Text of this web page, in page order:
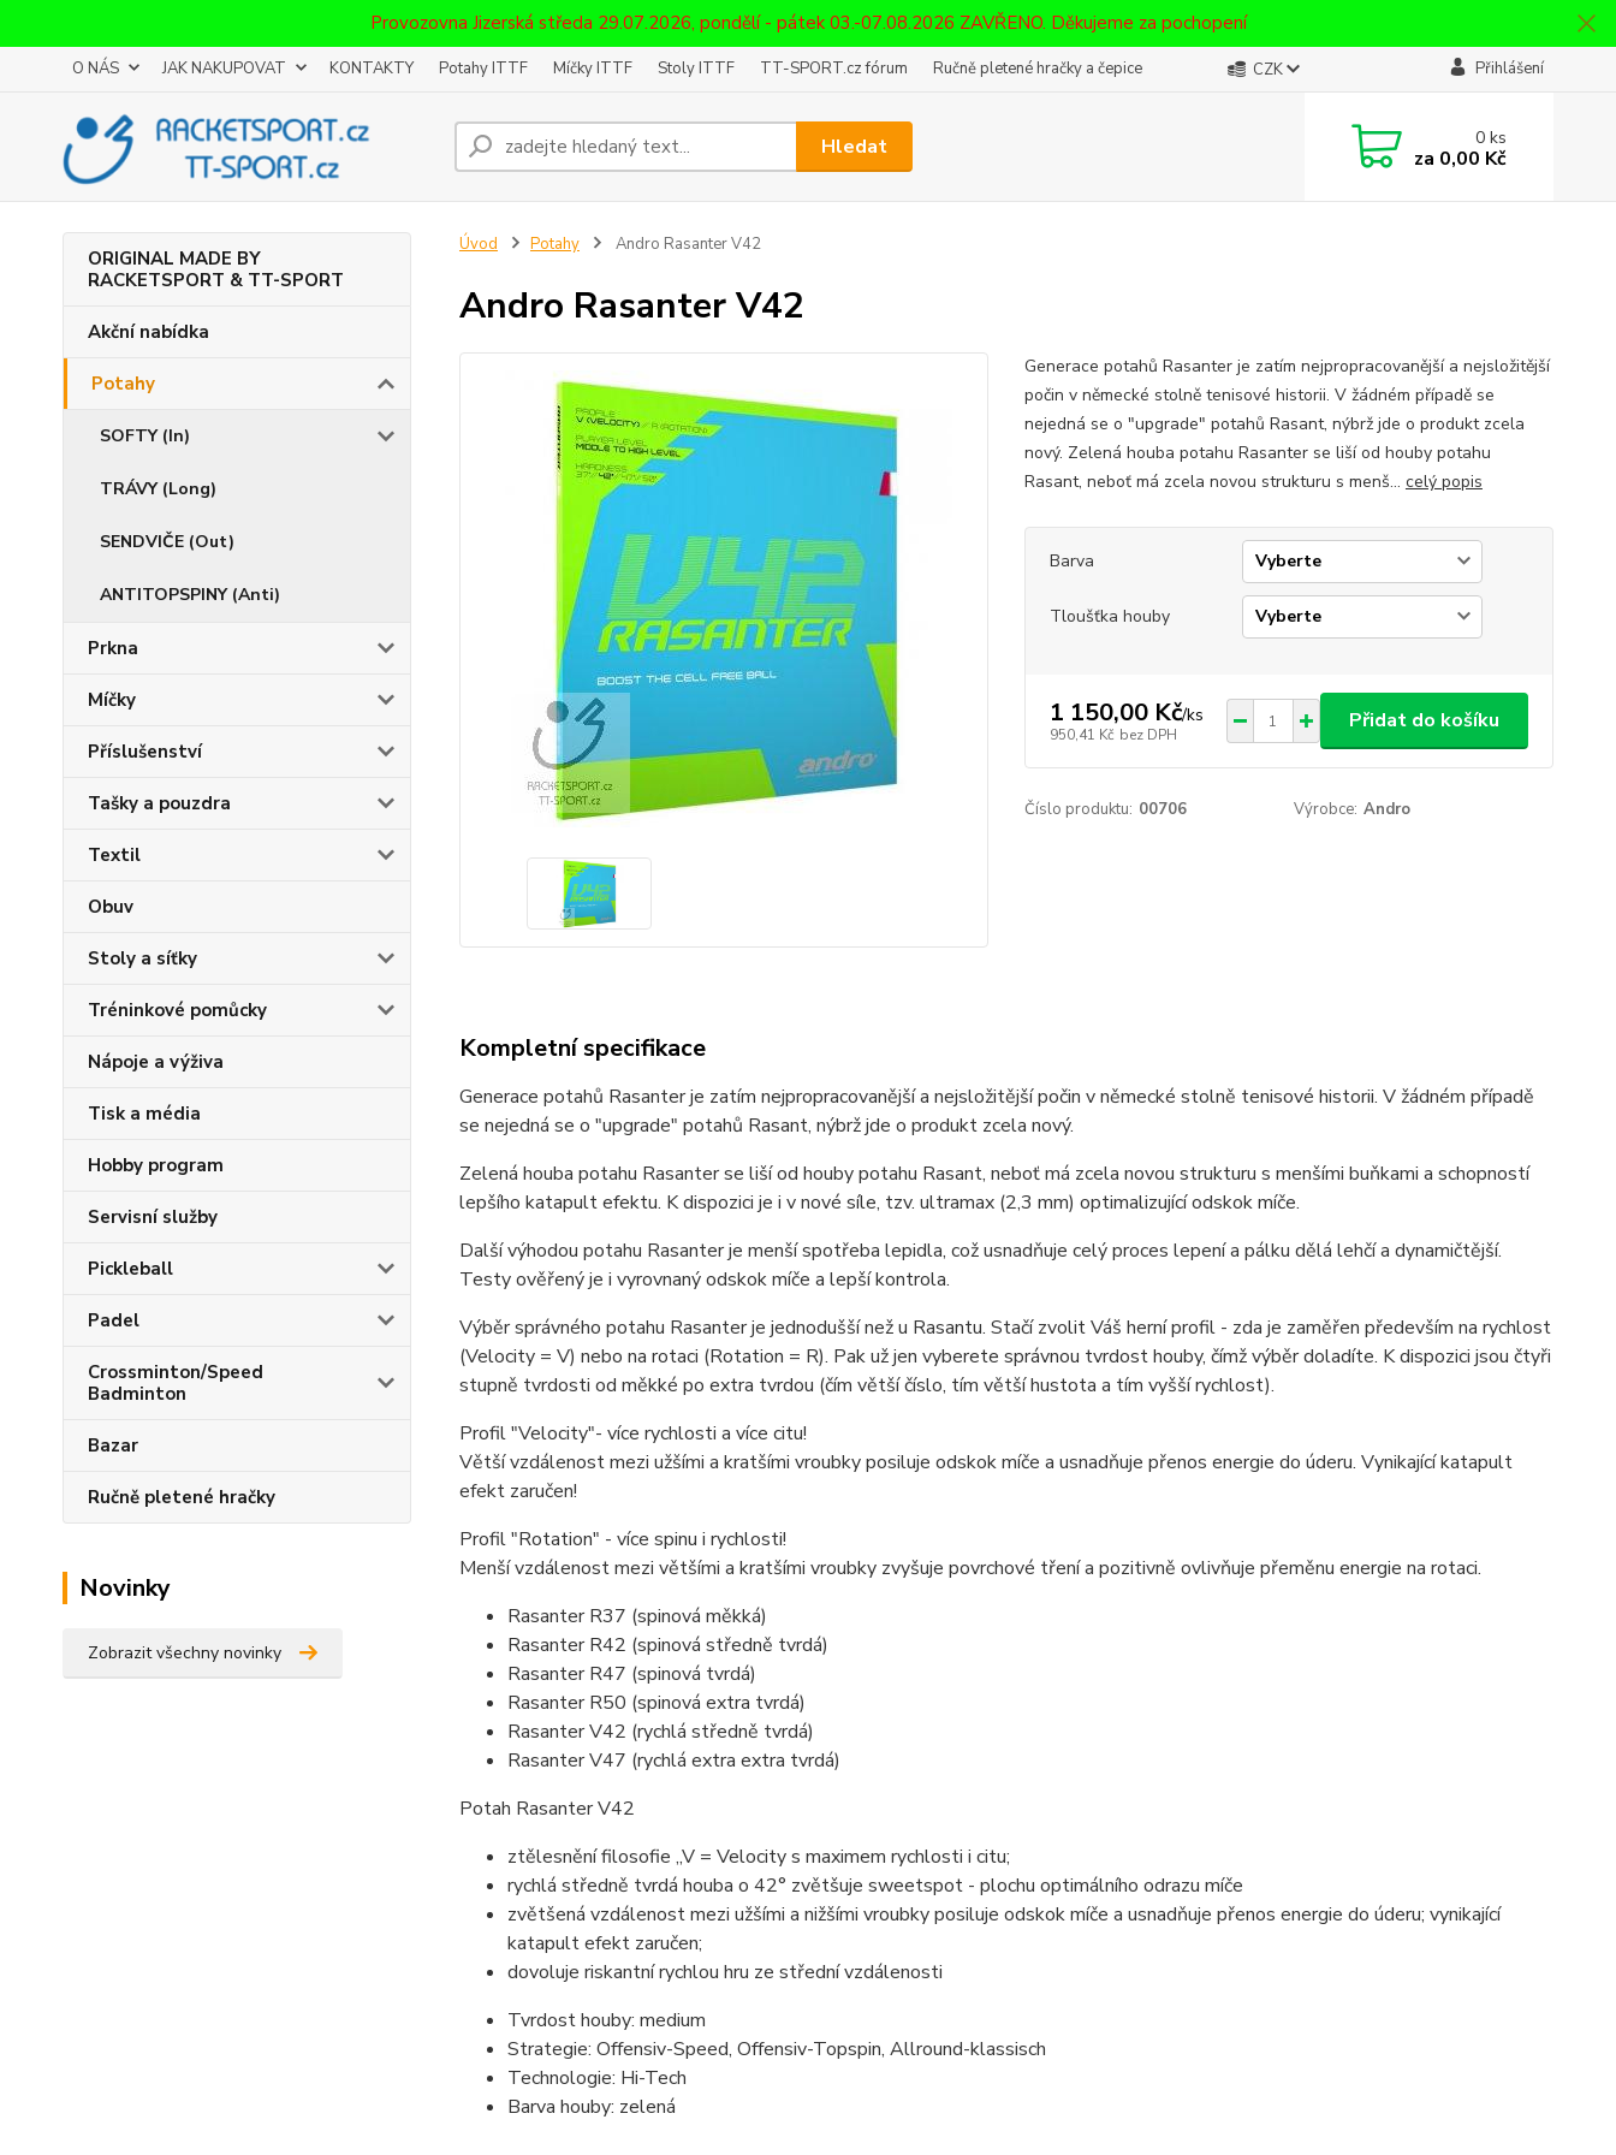
Provozovna Jizerská středa 29.07.2026, pondělí - pátek 03.-07.08.2026 ZAVŘENO. Děkujeme za pochopení
O NÁS JAK NAKUPOVAT KONTAKTY Potahy ITTF Míčky ITTF Stoly ITTF TT-SPORT.cz fórum Ručně pletené hračky a čepice CZK Přihlášení
Hledat 0ks
za 0,00 Kč
ORIGINAL MADE BY
RACKETSPORT & TT-SPORT
Akční nabídka
Potahy
SOFTY (In)
TRÁVY (Long)
SENDVIČE (Out)
ANTITOPSPINY (Anti)
Prkna
Míčky
Příslušenství
Tašky a pouzdra
Textil
Obuv
Stoly a síťky
Tréninkové pomůcky
Nápoje a výživa
Tisk a média
Hobby program
Servisní služby
Pickleball
Padel
Crossminton/Speed
Badminton
Bazar
Ručně pletené hračky
Novinky
Zobrazit všechny novinky
Úvod Potahy Andro Rasanter V42
Andro Rasanter V42
Generace potahů Rasanter je zatím nejpropracovanější a nejsložitější
počin v německé stolně tenisové historii. V žádném případě se
nejedná se o "upgrade" potahů Rasant, nýbrž jde o produkt zcela
nový. Zelená houba potahu Rasanter se liší od houby potahu
Rasant, neboť má zcela novou strukturu s menš... celý popis
Barva
Tloušťka houby
1 150,00 Kč/ks
950,41 Kč bez DPH
Přidat do košíku
Číslo produktu: 00706 Výrobce: Andro
Kompletní specifikace
Generace potahů Rasanter je zatím nejpropracovanější a nejsložitější počin v německé stolně tenisové historii. V žádném případě
se nejedná se o "upgrade" potahů Rasant, nýbrž jde o produkt zcela nový.
Zelená houba potahu Rasanter se liší od houby potahu Rasant, neboť má zcela novou strukturu s menšími buňkami a schopností
lepšího katapult efektu. K dispozici je i v nové síle, tzv. ultramax (2,3 mm) optimalizující odskok míče.
Další výhodou potahu Rasanter je menší spotřeba lepidla, což usnadňuje celý proces lepení a pálku dělá lehčí a dynamičtější.
Testy ověřený je i vyrovnaný odskok míče a lepší kontrola.
Výběr správného potahu Rasanter je jednodušší než u Rasantu. Stačí zvolit Váš herní profil - zda je zaměřen především na rychlost
(Velocity = V) nebo na rotaci (Rotation = R). Pak už jen vyberete správnou tvrdost houby, čímž výběr doladíte. K dispozici jsou čtyři
stupně tvrdosti od měkké po extra tvrdou (čím větší číslo, tím větší hustota a tím vyšší rychlost).
Profil "Velocity"- více rychlosti a více citu!
Větší vzdálenost mezi užšími a kratšími vroubky posiluje odskok míče a usnadňuje přenos energie do úderu. Vynikající katapult
efekt zaručen!
Profil "Rotation" - více spinu i rychlosti!
Menší vzdálenost mezi většími a kratšími vroubky zvyšuje povrchové tření a pozitivně ovlivňuje přeměnu energie na rotaci.
Rasanter R37 (spinová měkká)
Rasanter R42 (spinová středně tvrdá)
Rasanter R47 (spinová tvrdá)
Rasanter R50 (spinová extra tvrdá)
Rasanter V42 (rychlá středně tvrdá)
Rasanter V47 (rychlá extra extra tvrdá)
Potah Rasanter V42
ztělesnění filosofie „V = Velocity s maximem rychlosti i citu;
rychlá středně tvrdá houba o 42° zvětšuje sweetspot - plochu optimálního odrazu míče
zvětšená vzdálenost mezi užšími a nižšími vroubky posiluje odskok míče a usnadňuje přenos energie do úderu; vynikající
katapult efekt zaručen;
dovoluje riskantní rychlou hru ze střední vzdálenosti
Tvrdost houby: medium
Strategie: Offensiv-Speed, Offensiv-Topspin, Allround-klassisch
Technologie: Hi-Tech
Barva houby: zelená